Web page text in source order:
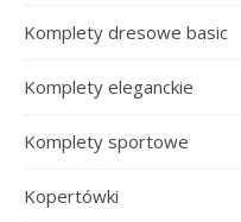
Komplety dresowe basic
Komplety eleganckie
Komplety sportowe
Kopertówki